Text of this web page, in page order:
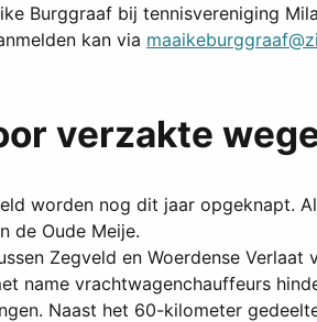
Burggraaf bij tennisvereniging
kan via
verzakte
worden nog dit jaar opgeknapt.
de Oude Meije.
Zegveld en Woerdense
name vrachtwagenchauffeurs
Naast het 60-kilometer